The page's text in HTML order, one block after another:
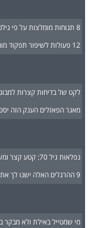
8 תנוחות מומלצות על פי גילכם שכדאי לנסות כבר הלילה במיטה
12 פעולות לשיפור תפקוד מוחי שכדאי לכם לבצע, במיוחד את 6!
לקט של בדיחות קצרות
מאגר הפאזלים הענק הזה
נפלאות גיל 70: קטע קצר ומשעשע שמוכיח שלכל גיל יש יתרונות!
9 ההרגלים האלה ישנו לך את החיים - טיפ מספר 5 מומלץ בחום!
מי שמטייל באילת ולא מבקר ב-6 המקומות הנהדרים האלה -